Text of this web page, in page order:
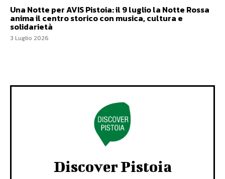
Una Notte per AVIS Pistoia: il 9 luglio la Notte Rossa
anima il centro storico con musica, cultura e
solidarietà
3 Luglio 2026
Discover Pistoia